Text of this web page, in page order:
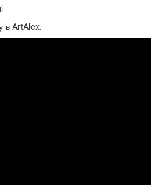
в ArtAlex.